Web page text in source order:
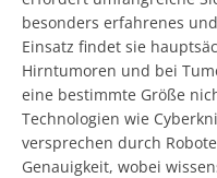
besonders erfahrenes
Einsatz findet sie
Hirntumoren und bei
eine bestimmte Größe
Technologien wie
versprechen durch
Genauigkeit, wobei